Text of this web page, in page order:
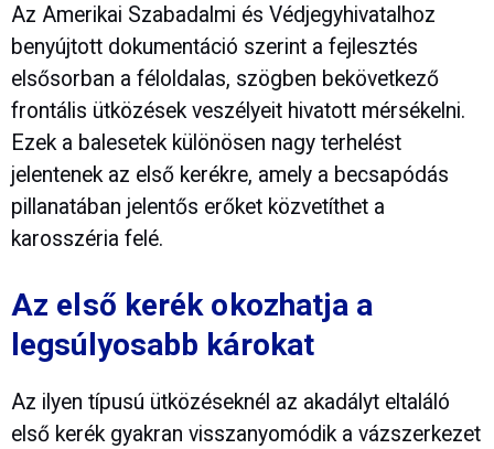
Az Amerikai Szabadalmi és Védjegyhivatalhoz
benyújtott dokumentáció szerint a fejlesztés
elsősorban a féloldalas, szögben bekövetkező
frontális ütközések veszélyeit hivatott mérsékelni.
Ezek a balesetek különösen nagy terhelést
jelentenek az első kerékre, amely a becsapódás
pillanatában jelentős erőket közvetíthet a
karosszéria felé.
Az első kerék okozhatja a
legsúlyosabb károkat
Az ilyen típusú ütközéseknél az akadályt eltaláló
első kerék gyakran visszanyomódik a vázszerkezet